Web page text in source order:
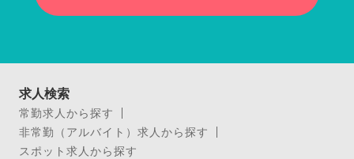
求人検索
常勤求人から探す
非常勤（アルバイト）求人から探す
スポット求人から探す